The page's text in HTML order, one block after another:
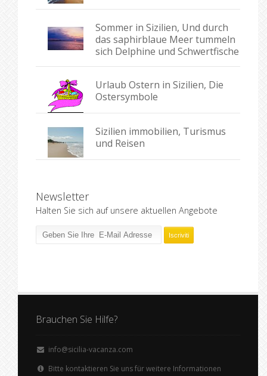
Sommer in Sizilien, Und durch
das saphirblaue Meer tummeln
sich Delphine und Schwertfische
Urlaub Ostern in Sizilien, Die
Ostersymbole
Sizilien immobilien, Turismus
und Reisen
Newsletter
Halten Sie sich auf unsere aktuellen Angebote
Brauchen Sie Hilfe?
info@sicilia-vacanza.com
Bitte kontaktieren Sie uns für weitere Informationen